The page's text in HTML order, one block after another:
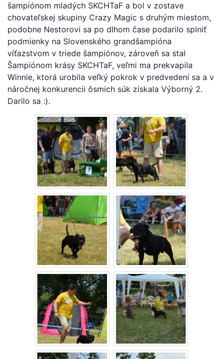
šampiónom mladých SKCHTaF a bol v zostave
chovateľskej skupiny Crazy Magic s druhým miestom,
podobne Nestorovi sa po dlhom čase podarilo splniť
podmienky na Slovenského grandšampióna
víťazstvom v triede šampiónov, zároveň sa stal
Šampiónom krásy SKCHTaF, veľmi ma prekvapila
Winnie, ktorá urobila veľký pokrok v predvedení sa a v
náročnej konkurencii ôsmich súk získala Výborný 2.
Darilo sa :).